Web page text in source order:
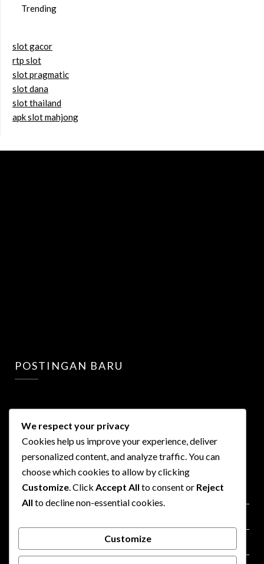
Trending
slot gacor
rtp slot
slot pragmatic
slot dana
slot thailand
apk slot mahjong
POSTINGAN BARU
LINKS
Privacy Policy
We respect your privacy
Cookies help us improve your experience, deliver
personalized content, and analyze traffic. You can
choose which cookies to allow by clicking
Customize . Click Accept All to consent or Reject
All to decline non-essential cookies.
Customize